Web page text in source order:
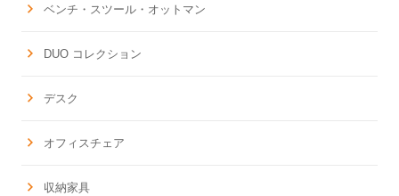
ベンチ・スツール・オットマン
DUO コレクション
デスク
オフィスチェア
収納家具